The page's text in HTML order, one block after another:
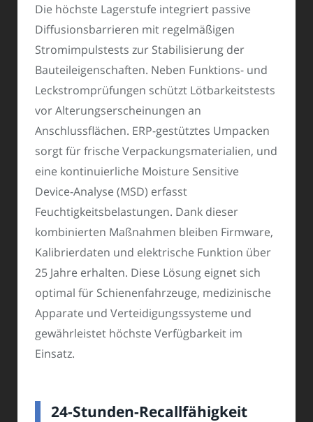
Die höchste Lagerstufe integriert passive
Diffusionsbarrieren mit regelmäßigen
Stromimpulstests zur Stabilisierung der
Bauteileigenschaften. Neben Funktions- und
Leckstromprüfungen schützt Lötbarkeitstests
vor Alterungserscheinungen an
Anschlussflächen. ERP-gestütztes Umpacken
sorgt für frische Verpackungsmaterialien, und
eine kontinuierliche Moisture Sensitive
Device-Analyse (MSD) erfasst
Feuchtigkeitsbelastungen. Dank dieser
kombinierten Maßnahmen bleiben Firmware,
Kalibrierdaten und elektrische Funktion über
25 Jahre erhalten. Diese Lösung eignet sich
optimal für Schienenfahrzeuge, medizinische
Apparate und Verteidigungssysteme und
gewährleistet höchste Verfügbarkeit im
Einsatz.
24-Stunden-Recallfähigkeit